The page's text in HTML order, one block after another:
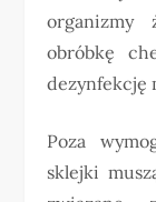
organizmy
obróbkę
dezynfekcję
Poza
sklejki